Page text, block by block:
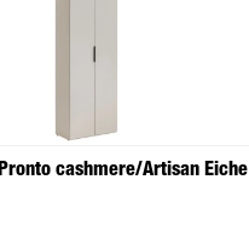
cashmere/Artisan Eiche